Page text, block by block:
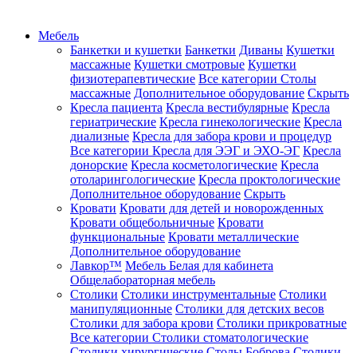
Мебель
Банкетки и кушетки Банкетки Диваны Кушетки
массажные Кушетки смотровые Кушетки
физиотерапевтические Все категории Столы
массажные Дополнительное оборудование Скрыть
Кресла пациента Кресла вестибулярные Кресла
гериатрические Кресла гинекологические Кресла
диализные Кресла для забора крови и процедур
Все категории Кресла для ЭЭГ и ЭХО-ЭГ Кресла
донорские Кресла косметологические Кресла
отоларингологические Кресла проктологические
Дополнительное оборудование Скрыть
Кровати Кровати для детей и новорожденных
Кровати общебольничные Кровати
функциональные Кровати металлические
Дополнительное оборудование
Лавкор™ Мебель Белая для кабинета
Общелабораторная мебель
Столики Столики инструментальные Столики
манипуляционные Столики для детских весов
Столики для забора крови Столики прикроватные
Все категории Столики стоматологические